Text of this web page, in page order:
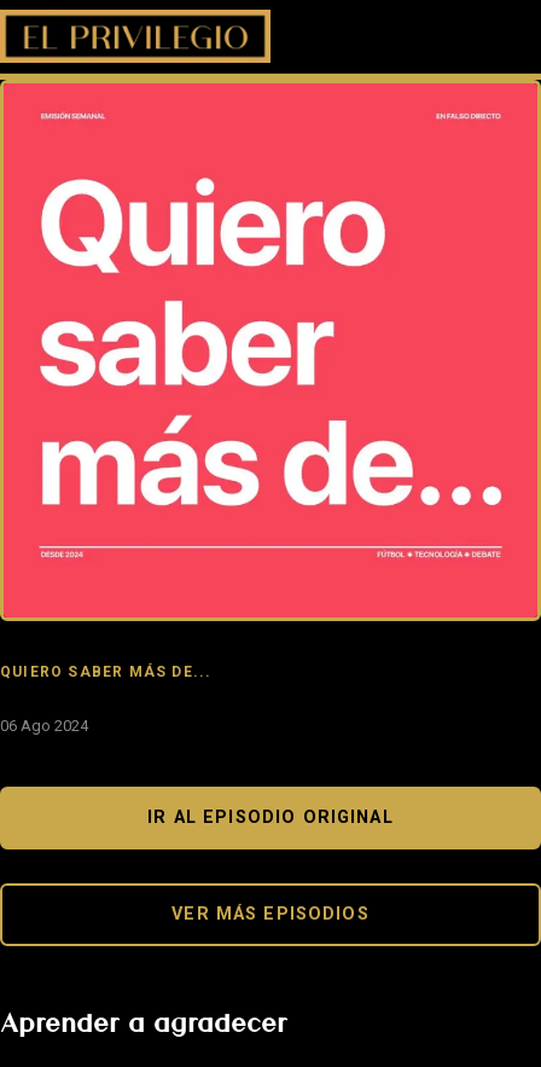
QUIERO SABER MÁS DE...
06 Ago 2024
IR AL EPISODIO ORIGINAL
VER MÁS EPISODIOS
Aprender a agradecer